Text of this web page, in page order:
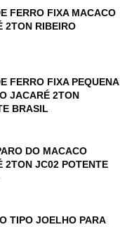
FERRO FIXA MACACO
2TON RIBEIRO
FERRO FIXA PEQUENA
JACARÉ 2TON
BRASIL
DO MACACO
2TON JC02 POTENTE
TIPO JOELHO PARA